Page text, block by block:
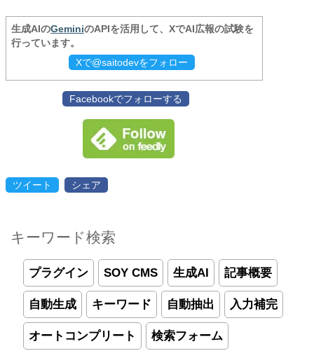
生成AIのGeminiのAPIを活用して、XでAI広報の試験を
行っています。
Xで@saitodevをフォロー
Facebookでフォローする
ツイート シェア
キーワード検索
プラグイン SOY CMS 生成AI 記事概要
自動生成 キーワード 自動抽出 入力補完
オートコンプリート 検索フォーム